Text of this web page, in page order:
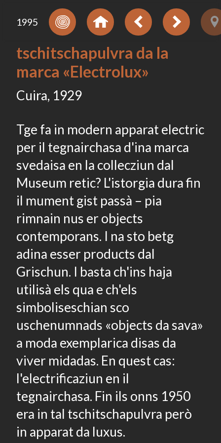
1995
tschitschapulvra da la
marca «Electrolux»
Cuira, 1929
Tge fa in modern apparat electric
per il tegnairchasa d'ina marca
svedaisa en la collecziun dal
Museum retic? L'istorgia dura fin
il mument gist passà – pia
rimnain nus er objects
contemporans. I na sto betg
adina esser products dal
Grischun. I basta ch'ins haja
utilisà els qua e ch'els
simboliseschian sco
uschenumnads «objects da sava»
a moda exemplarica disas da
viver midadas. En quest cas:
l'electrificaziun en il
tegnairchasa. Fin ils onns 1950
era in tal tschitschapulvra però
in apparat da luxus.